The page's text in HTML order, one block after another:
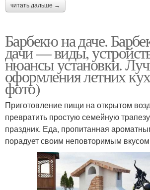
читать дальше →
Барбекю на даче.
дачи — виды,
нюансы установки.
оформления летних
фото)
Приготовление пищи на открытом
превратить простую семейную
праздник. Еда, пропитанная
порадует своим неповторимым